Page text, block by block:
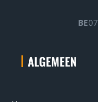
BE
ALGEMEEN